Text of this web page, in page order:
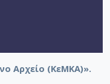
Αρχείο (ΚεΜΚΑ)».